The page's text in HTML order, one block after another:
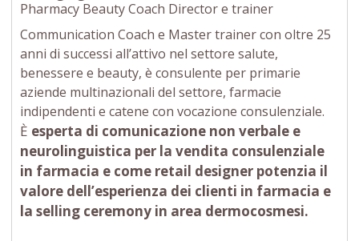
Pharmacy Beauty Coach Director e trainer
Communication Coach e Master trainer con oltre 25
anni di successi all’attivo nel settore salute,
benessere e beauty, è consulente per primarie
aziende multinazionali del settore, farmacie
indipendenti e catene con vocazione consulenziale.
È esperta di comunicazione non verbale e
neurolinguistica per la vendita consulenziale
in farmacia e come retail designer potenzia il
valore dell’esperienza dei clienti in farmacia e
la selling ceremony in area dermocosmesi.